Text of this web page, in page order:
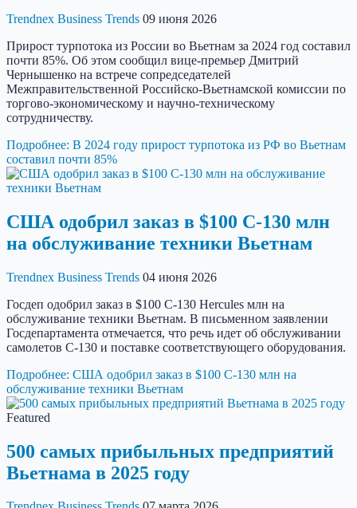
Trendnex Business Trends 09 июня 2026
Прирост турпотока из России во Вьетнам за 2024 год составил
почти 85%. Об этом сообщил вице-премьер Дмитрий
Чернышенко на встрече сопредседателей
Межправительственной Российско-Вьетнамской комиссии по
торгово-экономическому и научно-техническому
сотрудничеству.
Подробнее: В 2024 году прирост турпотока из РФ во Вьетнам
составил почти 85%
США одобрил заказ в $100 C-130 млн
на обслуживание техники Вьетнам
Trendnex Business Trends 04 июня 2026
Госдеп одобрил заказ в $100 C-130 Hercules млн на
обслуживание техники Вьетнам. В письменном заявлении
Госдепартамента отмечается, что речь идет об обслуживании
самолетов C-130 и поставке соответствующего оборудования.
Подробнее: США одобрил заказ в $100 C-130 млн на
обслуживание техники Вьетнам
Featured
500 самых прибыльных предприятий
Вьетнама в 2025 году